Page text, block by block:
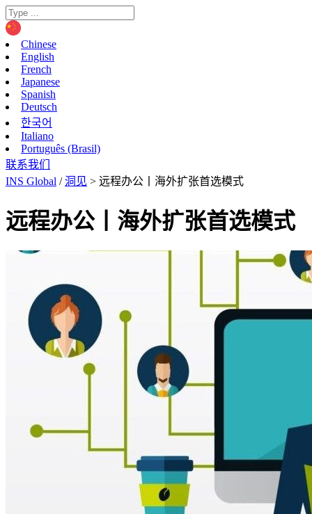
Chinese
English
French
Japanese
Spanish
Deutsch
한국어
Italiano
Português (Brasil)
联系我们
INS Global /洞见 > 远程办公丨海外扩张首选模式
远程办公丨海外扩张首选模式